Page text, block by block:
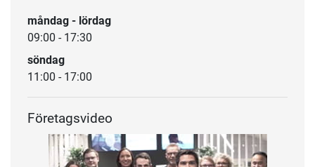
måndag - lördag
09:00 - 17:30
söndag
11:00 - 17:00
Företagsvideo